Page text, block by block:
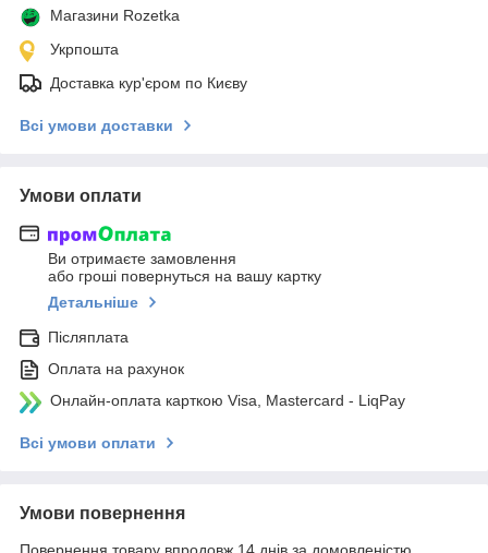
Магазини Rozetka
Укрпошта
Доставка кур'єром по Києву
Всі умови доставки
Умови оплати
Ви отримаєте замовлення
або гроші повернуться на вашу картку
Детальніше
Післяплата
Оплата на рахунок
Онлайн-оплата карткою Visa, Mastercard - LiqPay
Всі умови оплати
Умови повернення